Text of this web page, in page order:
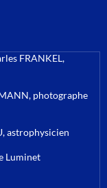
FRANKEL,
photographe
astrophysicien
Luminet